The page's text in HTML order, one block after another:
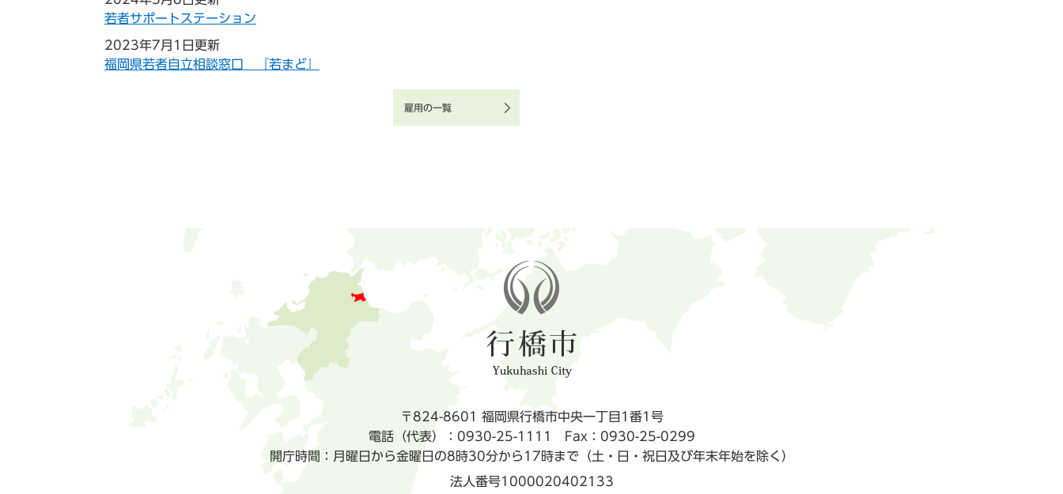
若者サポートステーション
2023年7月1日更新
福岡県若者自立相談窓口 『若まど』
雇用の一覧
〒824-8601 福岡県行橋市中央一丁目1番1号
電話（代表）：0930-25-1111
Fax：0930-25-0299
開庁時間：月曜日から金曜日の8時30分から17時まで（土・日・祝日及び年末年始を除く）
法人番号1000020402133